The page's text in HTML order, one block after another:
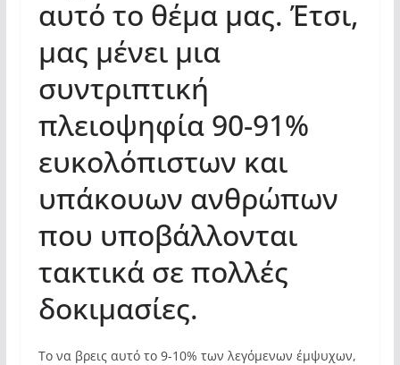
αυτό το θέμα μας. Έτσι,
μας μένει μια
συντριπτική
πλειοψηφία 90-91%
ευκολόπιστων και
υπάκουων ανθρώπων
που υποβάλλονται
τακτικά σε πολλές
δοκιμασίες.
Το να βρεις αυτό το 9-10% των λεγόμενων έμψυχων,